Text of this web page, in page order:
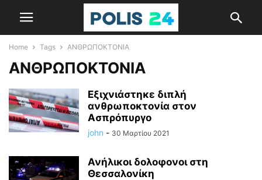
Home Tags ΑΝΘΡΩΠΟΚΤΟΝΙΑ
ΑΝΘΡΩΠΟΚΤΟΝΙΑ
Εξιχνιάστηκε διπλή
ανθρωποκτονία στον
Ασπρόπυργο
john - 30 Μαρτίου 2021
Ανήλικοι δολοφονοι στη
Θεσσαλονίκη